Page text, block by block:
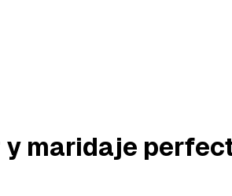
y maridaje